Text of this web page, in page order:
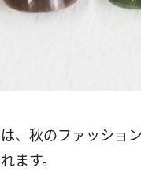
、秋のファッショ
ます。